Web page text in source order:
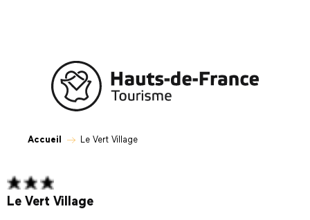
Accueil Le Vert Village
Le Vert Village